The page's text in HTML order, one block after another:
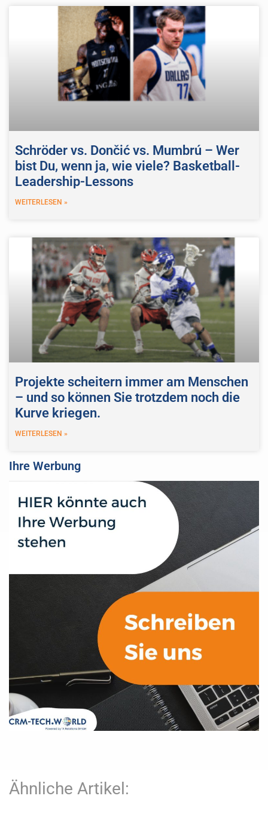
Schröder vs. Dončić vs. Mumbrú – Wer
bist Du, wenn ja, wie viele? Basketball-
Leadership-Lessons
WEITERLESEN »
Projekte scheitern immer am Menschen
– und so können Sie trotzdem noch die
Kurve kriegen.
WEITERLESEN »
Ihre Werbung
Ähnliche Artikel: